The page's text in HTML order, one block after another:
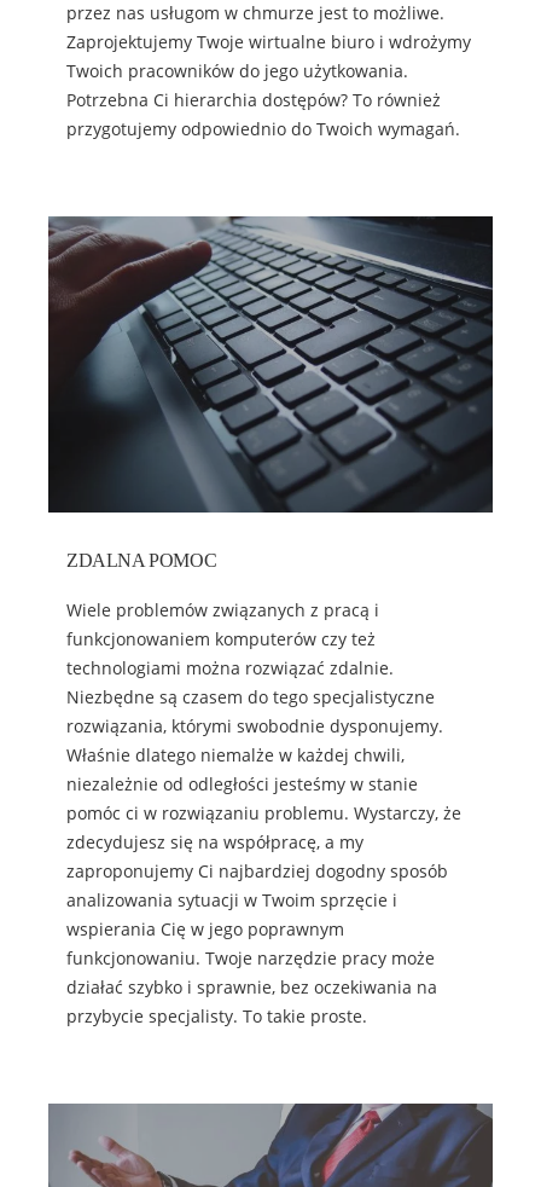
przez nas usługom w chmurze jest to możliwe.
Zaprojektujemy Twoje wirtualne biuro i wdrożymy
Twoich pracowników do jego użytkowania.
Potrzebna Ci hierarchia dostępów? To również
przygotujemy odpowiednio do Twoich wymagań.
ZDALNA POMOC
Wiele problemów związanych z pracą i
funkcjonowaniem komputerów czy też
technologiami można rozwiązać zdalnie.
Niezbędne są czasem do tego specjalistyczne
rozwiązania, którymi swobodnie dysponujemy.
Właśnie dlatego niemalże w każdej chwili,
niezależnie od odległości jesteśmy w stanie
pomóc ci w rozwiązaniu problemu. Wystarczy, że
zdecydujesz się na współpracę, a my
zaproponujemy Ci najbardziej dogodny sposób
analizowania sytuacji w Twoim sprzęcie i
wspierania Cię w jego poprawnym
funkcjonowaniu. Twoje narzędzie pracy może
działać szybko i sprawnie, bez oczekiwania na
przybycie specjalisty. To takie proste.